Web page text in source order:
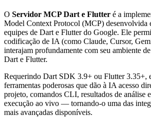
O Servidor MCP Dart e Flutter é a
Model Context Protocol (MCP) desenvolvida
equipes de Dart e Flutter do Google. Ele
codificação de IA (como Claude, Cursor,
interajam profundamente com seu ambiente
Dart e Flutter.
Requerindo Dart SDK 3.9+ ou Flutter 3.35+,
ferramentas poderosas que dão à IA acesso
projeto, comandos CLI, resultados de análise
execução ao vivo — tornando-o uma das
mais avançadas disponíveis.